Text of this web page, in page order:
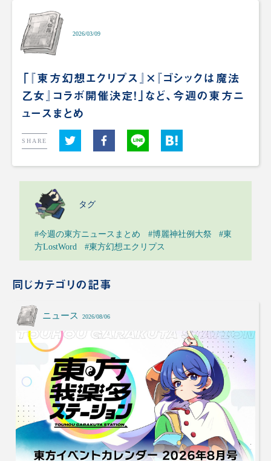
2026/03/09
「『東方幻想エクリプス』×『ゴシックは魔法
乙女』コラボ開催決定！」など、今週の東方ニ
ュースまとめ
SHARE
タグ
#今週の東方ニュースまとめ #博麗神社例大祭
#東
方LostWord
#東方幻想エクリプス
同じカテゴリの記事
ニュース 2026/08/06